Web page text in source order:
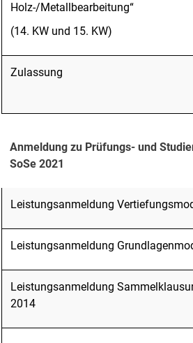
Holz-/Metallbearbeitung“
(14. KW und 15. KW)
Zulassung
Anmeldung zu Prüfungs- und
SoSe 2021
Leistungsanmeldung
Leistungsanmeldung
Leistungsanmeldung
2014